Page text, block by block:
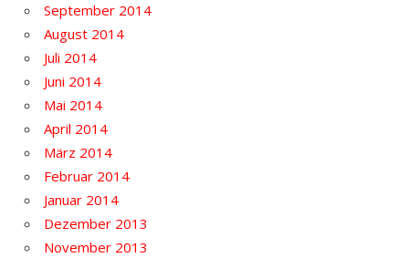
September 2014
August 2014
Juli 2014
Juni 2014
Mai 2014
April 2014
März 2014
Februar 2014
Januar 2014
Dezember 2013
November 2013